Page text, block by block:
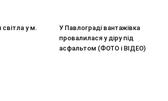
світла у м.
У Павлограді вантажівка
провалилася у діру під
асфальтом (ФОТО і ВІДЕО)